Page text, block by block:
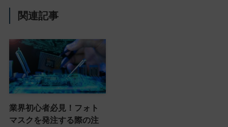
関連記事
業界初心者必見！フォト
マスクを発注する際の注